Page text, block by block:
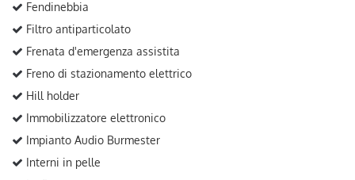
Fendinebbia
Filtro antiparticolato
Frenata d'emergenza assistita
Freno di stazionamento elettrico
Hill holder
Immobilizzatore elettronico
Impianto Audio Burmester
Interni in pelle